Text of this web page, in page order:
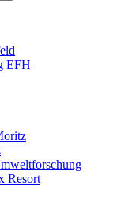
EFH
Resort